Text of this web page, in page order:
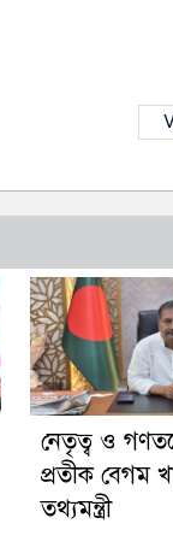
নেতৃত্ব ও
প্রতীক বেগম
তথ্যমন্ত্রী